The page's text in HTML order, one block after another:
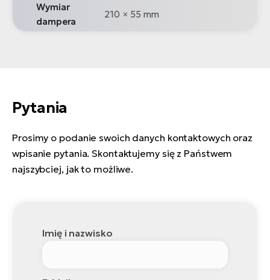
Wymiar
dampera
210 × 55 mm
Pytania
Prosimy o podanie swoich danych kontaktowych oraz
wpisanie pytania. Skontaktujemy się z Państwem
najszybciej, jak to możliwe.
Imię i nazwisko